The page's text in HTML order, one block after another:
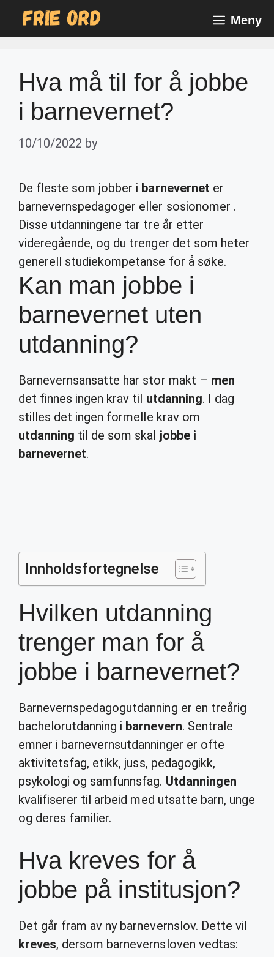
Meny
Hva må til for å jobbe
i barnevernet?
10/10/2022 by
De fleste som jobber i barnevernet er
barnevernspedagoger eller sosionomer .
Disse utdanningene tar tre år etter
videregående, og du trenger det som heter
generell studiekompetanse for å søke.
Kan man jobbe i
barnevernet uten
utdanning?
Barnevernsansatte har stor makt – men
det finnes ingen krav til utdanning. I dag
stilles det ingen formelle krav om
utdanning til de som skal jobbe i
barnevernet.
Innholdsfortegnelse
Hvilken utdanning
trenger man for å
jobbe i barnevernet?
Barnevernspedagogutdanning er en treårig
bachelorutdanning i barnevern. Sentrale
emner i barnevernsutdanninger er ofte
aktivitetsfag, etikk, juss, pedagogikk,
psykologi og samfunnsfag. Utdanningen
kvalifiserer til arbeid med utsatte barn, unge
og deres familier.
Hva kreves for å
jobbe på institusjon?
Det går fram av ny barnevernslov. Dette vil
kreves, dersom barnevernsloven vedtas: